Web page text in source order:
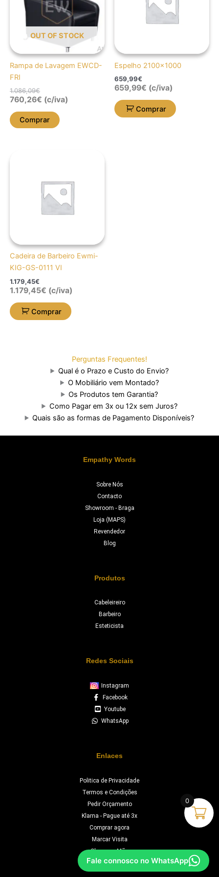
OUT OF STOCK
Rampa de Lavagem EWCD-
FRI
1.086,09€
760,26€ (c/iva)
Comprar
Espelho 2100×1000
659,99€
659,99€ (c/iva)
Comprar
Cadeira de Barbeiro Ewmi-
KIG-GS-0111 VI
1.179,45€
1.179,45€ (c/iva)
Comprar
Perguntas Frequentes!
Qual é o Prazo e Custo do Envio?
O Mobiliário vem Montado?
Os Produtos tem Garantia?
Como Pagar em 3x ou 12x sem Juros?
Quais são as formas de Pagamento Disponíveis?
Empathy Words
Sobre Nós
Contacto
Showroom - Braga
Loja (MAPS)
Revendedor
Blog
Produtos
Cabeleireiro
Barbeiro
Esteticista
Redes Sociais
Instagram
Facebook
Youtube
WhatsApp
Enlaces
Politica de Privacidade
Termos e Condições
Pedir Orçamento
Klarna - Pague até 3x
Comprar agora
Marcar Visita
Chave na Mão
Orçamento
Fale connosco no WhatsApp
0